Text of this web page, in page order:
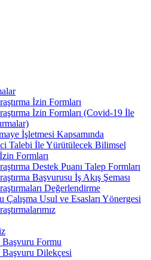
İzin Formları
İzin Formları (Covid-19 İle
İşletmesi Kapsamında
Talebi İle Yürütülecek Bilimsel
Formları
Destek Puanı Talep Formları
Başvurusu İş Akış Şeması
Değerlendirme
Çalışma Usul ve Esasları Yönergesi
Formu
Dilekçesi